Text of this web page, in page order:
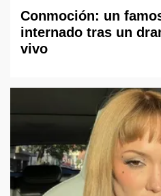
Conmoción: un
internado tras un
vivo